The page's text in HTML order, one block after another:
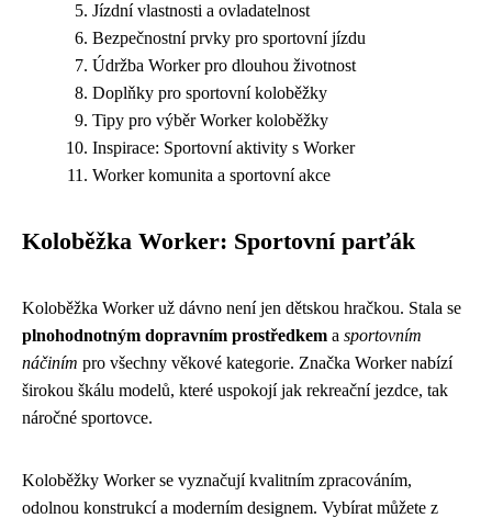
Jízdní vlastnosti a ovladatelnost
Bezpečnostní prvky pro sportovní jízdu
Údržba Worker pro dlouhou životnost
Doplňky pro sportovní koloběžky
Tipy pro výběr Worker koloběžky
Inspirace: Sportovní aktivity s Worker
Worker komunita a sportovní akce
Koloběžka Worker: Sportovní parťák
Koloběžka Worker už dávno není jen dětskou hračkou. Stala se
plnohodnotným dopravním prostředkem a sportovním
náčiním pro všechny věkové kategorie. Značka Worker nabízí
širokou škálu modelů, které uspokojí jak rekreační jezdce, tak
náročné sportovce.
Koloběžky Worker se vyznačují kvalitním zpracováním,
odolnou konstrukcí a moderním designem. Vybírat můžete z